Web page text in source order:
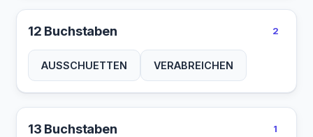
12 Buchstaben 2
AUSSCHUETTEN VERABREICHEN
13 Buchstaben 1